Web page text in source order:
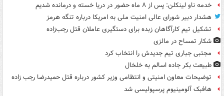
خدمه ناو لینکلن: پس از ۸ ماه حضور در دریا خسته و درمانده‌ شدیم
هشدار دبیر شورای عالی امنیت ملی به امریکا درباره تنگه هرمز
تشکیل تیم کارآگاهان زبده برای دستگیری عاملان قتل رجب‌زاده
شکار تمساح در مالزی
مجتبی جباری تیم جدیدش را انتخاب کرد
طبیعت بکر جاده اسالم به خلخال
توضیحات معاون امنیتی و انتظامی وزیر کشور درباره قتل حمیدرضا رجب زاده
هافبک آلومینیوم پرسپولیسی شد